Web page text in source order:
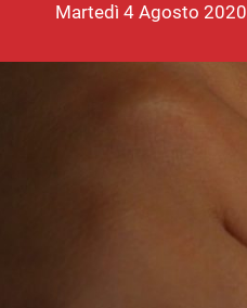
martedì 4 Agosto 2020